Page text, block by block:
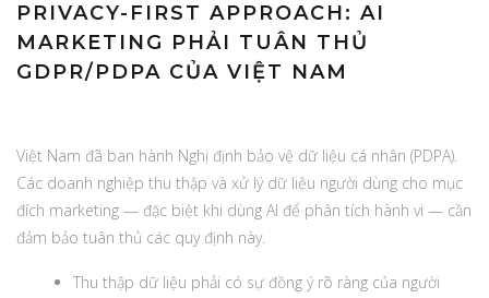
PRIVACY-FIRST APPROACH: AI
MARKETING PHẢI TUÂN THỦ
GDPR/PDPA CỦA VIỆT NAM
Việt Nam đã ban hành Nghị định bảo vệ dữ liệu cá nhân (PDPA).
Các doanh nghiệp thu thập và xử lý dữ liệu người dùng cho mục
đích marketing — đặc biệt khi dùng AI để phân tích hành vi — cần
đảm bảo tuân thủ các quy định này.
Thu thập dữ liệu phải có sự đồng ý rõ ràng của người